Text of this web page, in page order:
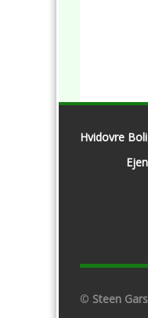
Hvidovre
© Steen